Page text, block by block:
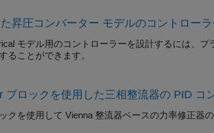
昇圧コンバーター モデルのコントロー
モデル用のコントローラーを設計するには、
ることができます。
ブロックを使用した三相整流器の PID コ
クを使用して Vienna 整流器ベースの力率修正器